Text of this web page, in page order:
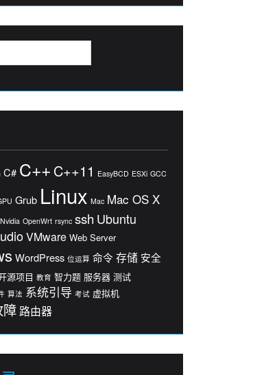
C# C++ C++11 EasyBCD ESXi GCC
Grub Linux Mac Mac OS X
Nvidia OpenWrt rsync ssh Ubuntu
VMware Web Server
WordPress 位运算 命令 存储 安全
源项目 教育 智力题 服务器 测试
算法 系统引导 考试 虚拟机
路由器